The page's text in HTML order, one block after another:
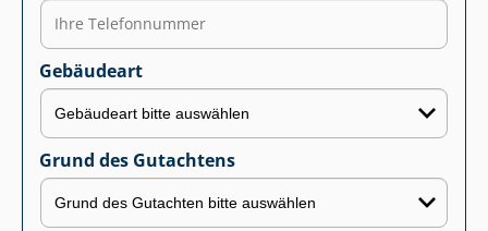
Gebäudeart
Grund des Gutachtens